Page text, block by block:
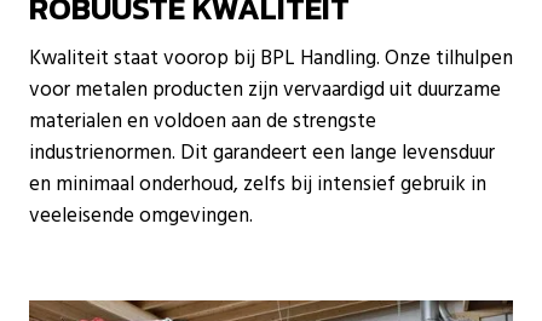
Kwaliteit staat voorop bij BPL Handling. Onze tilhulpen
voor metalen producten zijn vervaardigd uit duurzame
materialen en voldoen aan de strengste
industrienormen. Dit garandeert een lange levensduur
en minimaal onderhoud, zelfs bij intensief gebruik in
veeleisende omgevingen.